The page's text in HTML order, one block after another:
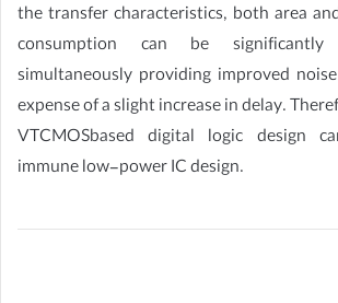
the transfer characteristics, both area
consumption can be
simultaneously providing improved
expense of a slight increase in delay.
VTCMOSbased digital logic design
immune low-power IC design.